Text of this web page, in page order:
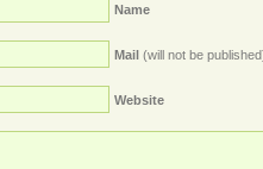
Name
Mail (will not be
Website